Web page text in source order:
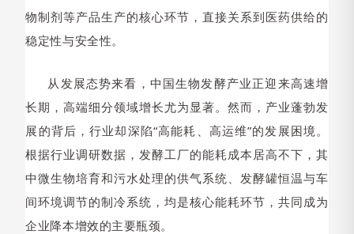
物制剂等产品生产的核心环节，直接关系到医药供给的
稳定性与安全性。
从发展态势来看，中国生物发酵产业正迎来高速增
长期，高端细分领域增长尤为显著。然而，产业蓬勃发
展的背后，行业却深陷“高能耗、高运维”的发展困境。
根据行业调研数据，发酵工厂的能耗成本居高不下，其
中微生物培育和污水处理的供气系统、发酵罐恒温与车
间环境调节的制冷系统，均是核心能耗环节，共同成为
企业降本增效的主要瓶颈。